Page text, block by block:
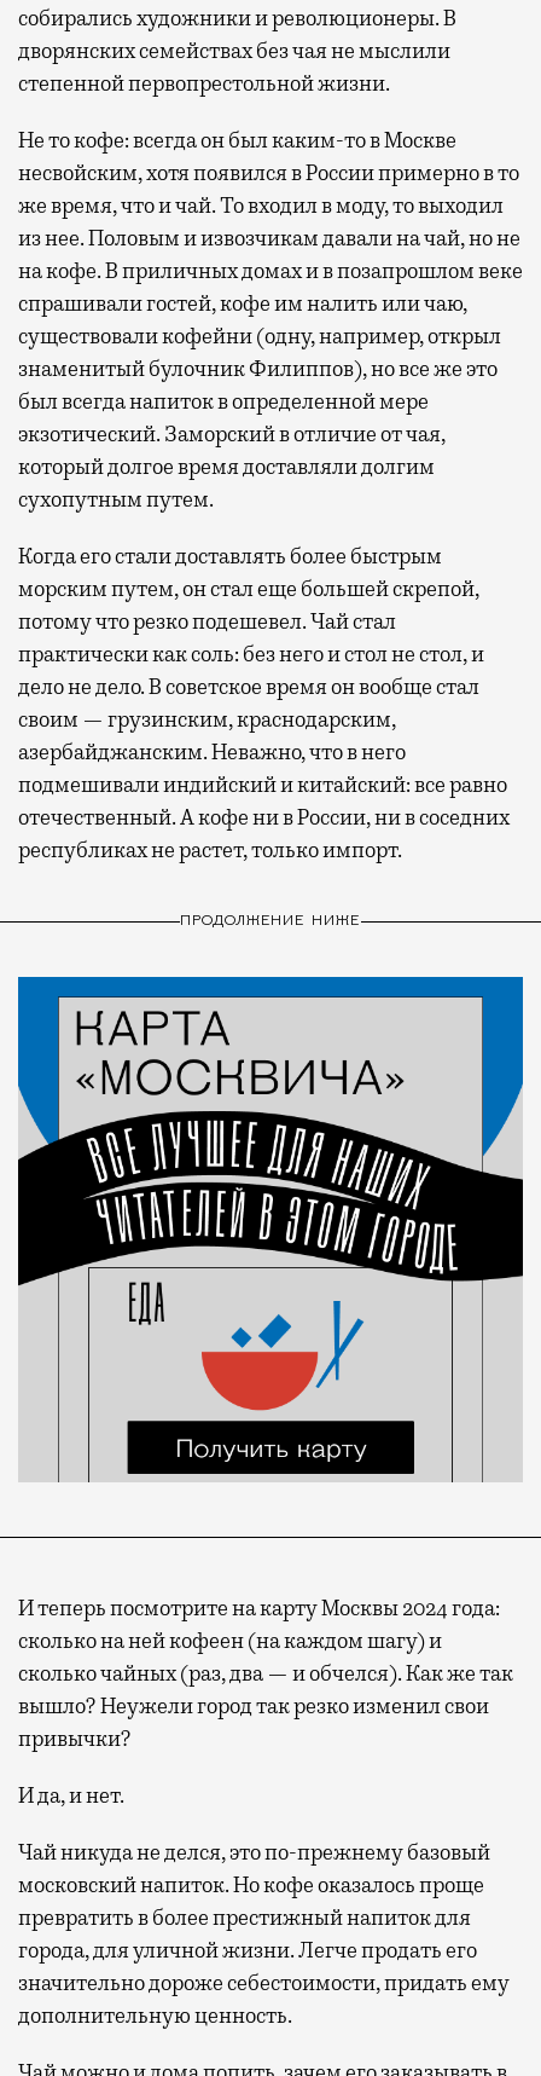
собирались художники и революционеры. В
дворянских семействах без чая не мыслили
степенной первопрестольной жизни.
Не то кофе: всегда он был каким-то в Москве
несвойским, хотя появился в России примерно в то
же время, что и чай. То входил в моду, то выходил
из нее. Половым и извозчикам давали на чай, но не
на кофе. В приличных домах и в позапрошлом веке
спрашивали гостей, кофе им налить или чаю,
существовали кофейни (одну, например, открыл
знаменитый булочник Филиппов), но все же это
был всегда напиток в определенной мере
экзотический. Заморский в отличие от чая,
который долгое время доставляли долгим
сухопутным путем.
Когда его стали доставлять более быстрым
морским путем, он стал еще большей скрепой,
потому что резко подешевел. Чай стал
практически как соль: без него и стол не стол, и
дело не дело. В советское время он вообще стал
своим — грузинским, краснодарским,
азербайджанским. Неважно, что в него
подмешивали индийский и китайский: все равно
отечественный. А кофе ни в России, ни в соседних
республиках не растет, только импорт.
ПРОДОЛЖЕНИЕ НИЖЕ
И теперь посмотрите на карту Москвы 2024 года:
сколько на ней кофеен (на каждом шагу) и
сколько чайных (раз, два — и обчелся). Как же так
вышло? Неужели город так резко изменил свои
привычки?
И да, и нет.
Чай никуда не делся, это по-прежнему базовый
московский напиток. Но кофе оказалось проще
превратить в более престижный напиток для
города, для уличной жизни. Легче продать его
значительно дороже себестоимости, придать ему
дополнительную ценность.